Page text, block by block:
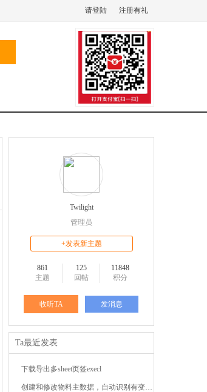
请登陆 注册有礼
Twilight
管理员
+发表新主题
861
主题
125
回帖
11848
积分
收听TA 发消息
Ta最近发表
下载导出多sheet页签execl
创建和修改物料主数据，自动识别有变动的字段 ...